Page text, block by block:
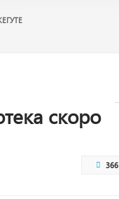
скоро
366